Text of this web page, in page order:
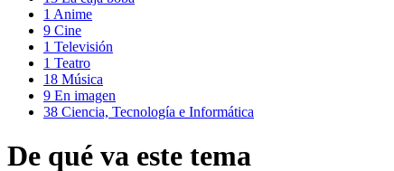
1 Anime
9 Cine
1 Televisión
1 Teatro
18 Música
9 En imagen
38 Ciencia, Tecnología e Informática
De qué va este tema